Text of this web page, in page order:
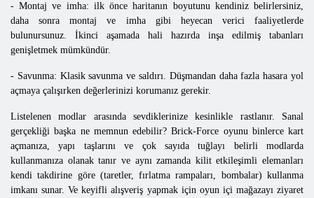
- Montaj ve imha: ilk önce haritanın boyutunu kendiniz belirlersiniz,
daha sonra montaj ve imha gibi heyecan verici faaliyetlerde
bulunursunuz. İkinci aşamada hali hazırda inşa edilmiş tabanları
genişletmek mümkündür.
- Savunma: Klasik savunma ve saldırı. Düşmandan daha fazla hasara yol
açmaya çalışırken değerlerinizi korumanız gerekir.
Listelenen modlar arasında sevdiklerinize kesinlikle rastlanır. Sanal
gerçekliği başka ne memnun edebilir? Brick-Force oyunu binlerce kart
açmanıza, yapı taşlarını ve çok sayıda tuğlayı belirli modlarda
kullanmanıza olanak tanır ve aynı zamanda kilit etkileşimli elemanları
kendi takdirine göre (taretler, fırlatma rampaları, bombalar) kullanma
imkanı sunar. Ve keyifli alışveriş yapmak için oyun içi mağazayı ziyaret